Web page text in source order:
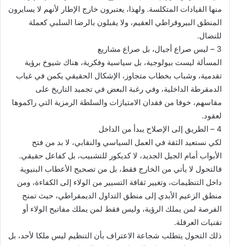
منها القيادات المتكلسة. ولهذا، يعتبرون خارج الإطار لأنهم لا يسايرون
المنطق البيروقراطي العقيم، ولا يقبلون بالرضا السلبي كعملة
للنضال.
3 – ليس صراع أجيال، بل صراع مشاريع
المسألة ليست بيولوجية، بل سياسية وفكرية، هناك شيوخ برؤية
تقدمية، وشباب بخطاب متجاوز، الإشكال الحقيقي يكمن في غياب
الدمقرطة الداخلية، وفي رغبة البعض في تجميد التاريخ على
مقاسهم، خوفا من فقدان الامتيازات والسلطة الرمزية التي راكموها
لعقود.
4 – الطريق إلى الإصلاح يبدأ من الداخل
لكي نستعيد الثقة في العمل السياسي والنقابي، لا بد من فتح
الأبواب أمام الجيل الجديد، لا كديكور للتشبيب، بل كفاعل حقيقي.
فالتحول لا يأتي من الخارج فقط، بل من تصحيح الأعطاب البنيوية
داخل التنظيمات، وتغيير ثقافة التسيير من الولاء إلى الكفاءة، ومن
منطق الزعيم الأبدي إلى منطق التداول الديمقراطي، حيث تمنح
الفرصة لمن يملك الرؤية، وليس فقط لمن يملك مفاتيح الولاء أو
تقنيات العرقلة.
ذلك التحول يتطلب شجاعة الاعتراف بأن التنظيم ليس ملكا لأحد، بل